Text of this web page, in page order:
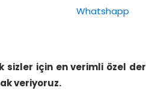
sizler için en verimli özel
veriyoruz.